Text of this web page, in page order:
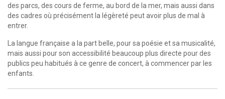
des parcs, des cours de ferme, au bord de la mer, mais aussi dans
des cadres où précisément la légèreté peut avoir plus de mal à
entrer.
La langue française a la part belle, pour sa poésie et sa musicalité,
mais aussi pour son accessibilité beaucoup plus directe pour des
publics peu habitués à ce genre de concert, à commencer par les
enfants.